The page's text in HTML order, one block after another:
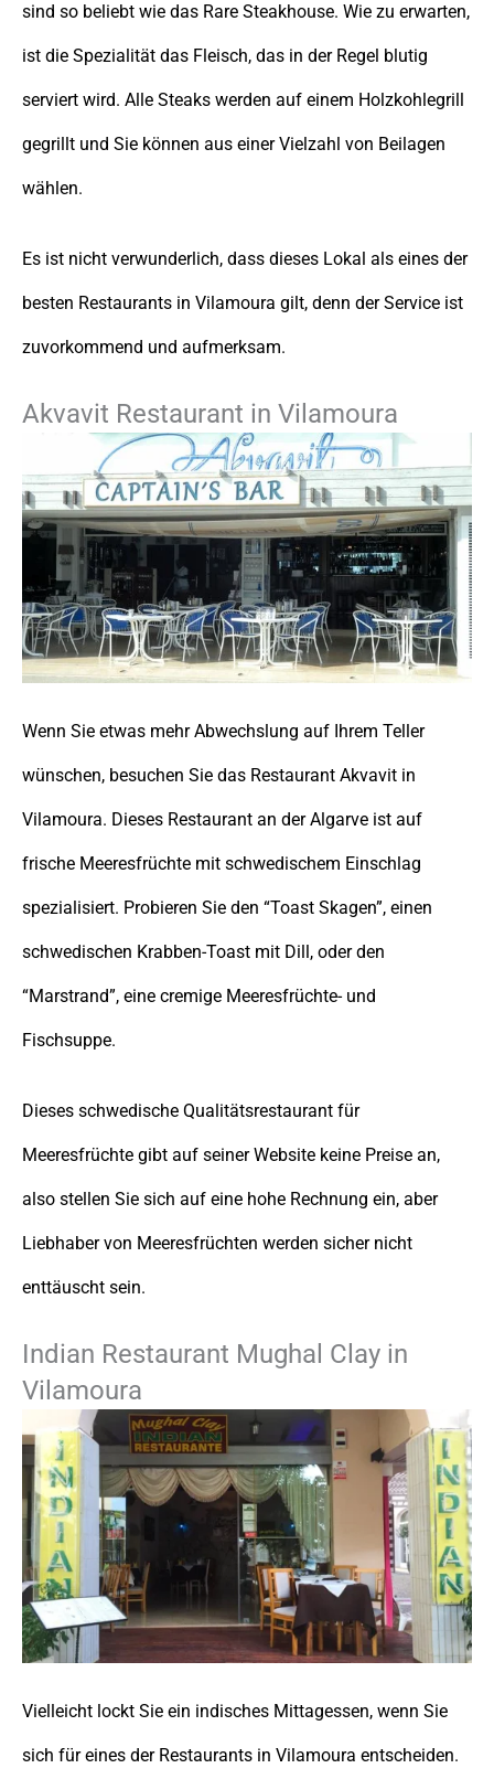
sind so beliebt wie das Rare Steakhouse. Wie zu erwarten,
ist die Spezialität das Fleisch, das in der Regel blutig
serviert wird. Alle Steaks werden auf einem Holzkohlegrill
gegrillt und Sie können aus einer Vielzahl von Beilagen
wählen.
Es ist nicht verwunderlich, dass dieses Lokal als eines der
besten Restaurants in Vilamoura gilt, denn der Service ist
zuvorkommend und aufmerksam.
Akvavit Restaurant in Vilamoura
Wenn Sie etwas mehr Abwechslung auf Ihrem Teller
wünschen, besuchen Sie das Restaurant Akvavit in
Vilamoura. Dieses Restaurant an der Algarve ist auf
frische Meeresfrüchte mit schwedischem Einschlag
spezialisiert. Probieren Sie den “Toast Skagen”, einen
schwedischen Krabben-Toast mit Dill, oder den
“Marstrand”, eine cremige Meeresfrüchte- und
Fischsuppe.
Dieses schwedische Qualitätsrestaurant für
Meeresfrüchte gibt auf seiner Website keine Preise an,
also stellen Sie sich auf eine hohe Rechnung ein, aber
Liebhaber von Meeresfrüchten werden sicher nicht
enttäuscht sein.
Indian Restaurant Mughal Clay in
Vilamoura
Vielleicht lockt Sie ein indisches Mittagessen, wenn Sie
sich für eines der Restaurants in Vilamoura entscheiden.